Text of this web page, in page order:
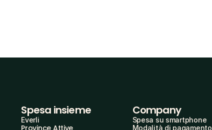
Spesa insieme
Everli
Province Attive
Company
Spesa su smartphone
Modalità di pagamento